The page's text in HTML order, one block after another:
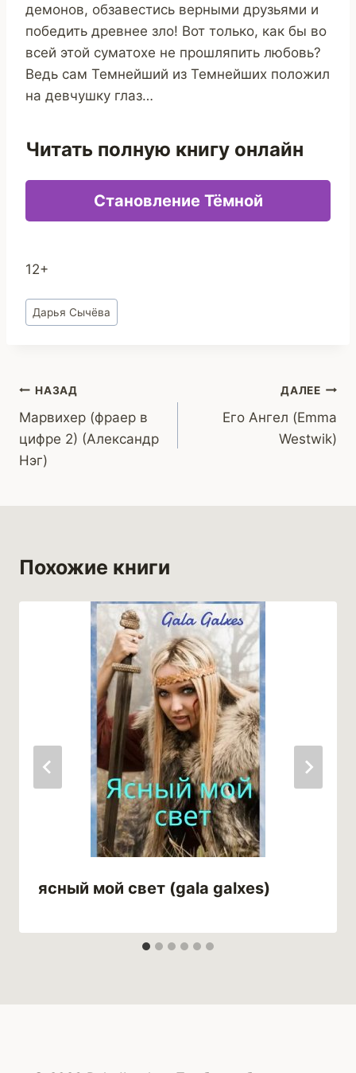
демонов, обзавестись верными друзьями и
победить древнее зло! Вот только, как бы во
всей этой суматохе не прошляпить любовь?
Ведь сам Темнейший из Темнейших положил
на девчушку глаз…
Читать полную книгу онлайн
Становление Тёмной
12+
Метки
записи:
Дарья Сычёва
Навигация
по
записям
НАЗАД
Марвихер (фраер в
цифре 2) (Александр
Нэг)
ДАЛЕЕ
Его Ангел (Emma
Westwik)
Похожие книги
ясный мой свет (gala galxes)